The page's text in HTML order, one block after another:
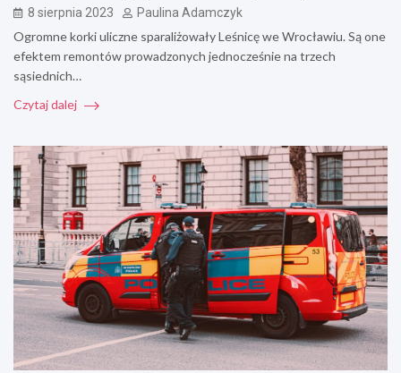
8 sierpnia 2023 Paulina Adamczyk
Ogromne korki uliczne sparaliżowały Leśnicę we Wrocławiu. Są one
efektem remontów prowadzonych jednocześnie na trzech
sąsiednich…
Czytaj dalej